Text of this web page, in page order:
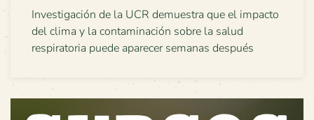
Investigación de la UCR demuestra que el impacto
del clima y la contaminación sobre la salud
respiratoria puede aparecer semanas después